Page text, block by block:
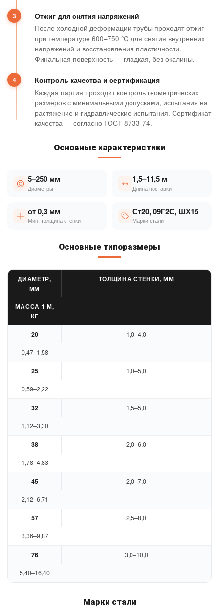
Отжиг для снятия напряжений
После холодной деформации трубы проходят отжиг
при температуре 600–750 °C для снятия внутренних
напряжений и восстановления пластичности.
Финальная поверхность — гладкая, без окалины.
Контроль качества и сертификация
Каждая партия проходит контроль геометрических
размеров с минимальными допусками, испытания на
растяжение и гидравлические испытания. Сертификат
качества — согласно ГОСТ 8733-74.
Основные характеристики
5–250 мм
Диаметры
1,5–11,5 м
Длина поставки
от 0,3 мм
Мин. толщина стенки
Ст20, 09Г2С, ШХ15
Марки стали
Основные типоразмеры
ДИАМЕТР,
ММ
ТОЛЩИНА СТЕНКИ, ММ
МАССА 1 М,
КГ
20 1,0–4,0
0,47–1,58
25 1,0–5,0
0,59–2,22
32 1,5–5,0
1,12–3,30
38 2,0–6,0
1,78–4,83
45 2,0–7,0
2,12–6,71
57 2,5–8,0
3,36–9,87
76 3,0–10,0
5,40–16,40
Марки стали